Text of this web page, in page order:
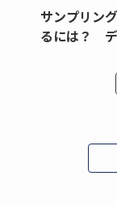
サンプリン
るには？